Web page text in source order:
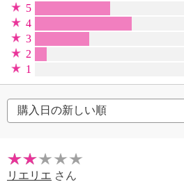
5
4
3
2
1
リエリエ さん